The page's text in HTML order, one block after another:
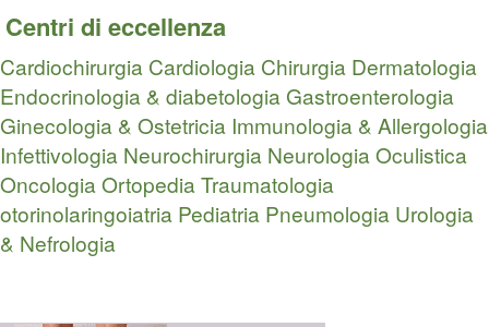
Centri di eccellenza
Cardiochirurgia Cardiologia Chirurgia Dermatologia
Endocrinologia & diabetologia Gastroenterologia
Ginecologia & Ostetricia Immunologia & Allergologia
Infettivologia Neurochirurgia NeurologiaOculistica
OncologiaOrtopedia Traumatologia
otorinolaringoiatria Pediatria Pneumologia Urologia
& Nefrologia